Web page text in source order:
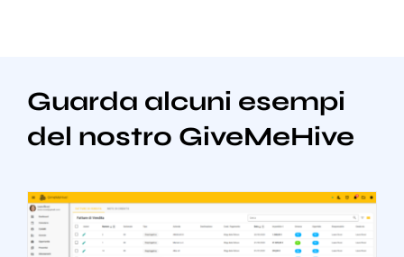
Guarda alcuni esempi
del nostro GiveMeHive